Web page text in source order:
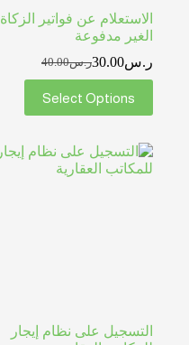
الاستعلام عن فواتير الزكاة
الغير مدفوعة
ر.س40.00 ر.س30.00
Select Options
التسجيل على نظام إيجار